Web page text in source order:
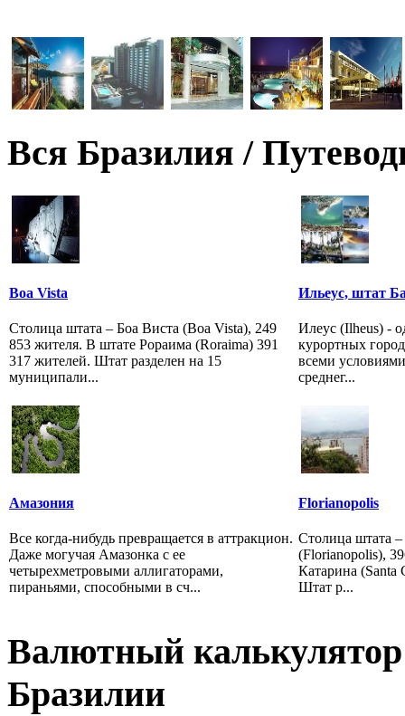
Вся Бразилия /
Boa Vista
Столица штата – Боа Виста (Boa Vista), 249
853 жителя. В штате Рораима (Roraima) 391
317 жителей. Штат разделен на 15
муниципали...
Ильеус, штат
Илеус (Ilheus) -
курортных
всеми
среднег...
Амазония
Все когда-нибудь превращается в аттракцион.
Даже могучая Амазонка с ее
четырехметровыми аллигаторами,
пираньями, способными в сч...
Florianopolis
Столица штата
(Florianopolis),
Катарина (Santa
Штат р...
Валютный
Бразилии